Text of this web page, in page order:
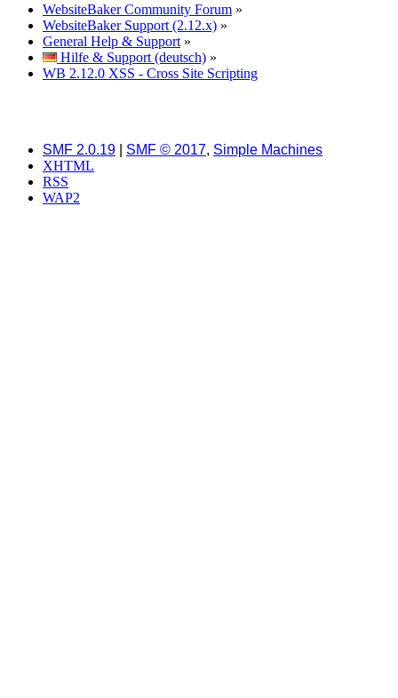
WebsiteBaker Community Forum »
WebsiteBaker Support (2.12.x) »
General Help & Support »
Hilfe & Support (deutsch) »
WB 2.12.0 XSS - Cross Site Scripting
SMF 2.0.19 SMF © 2017, Simple Machines
XHTML
RSS
WAP2